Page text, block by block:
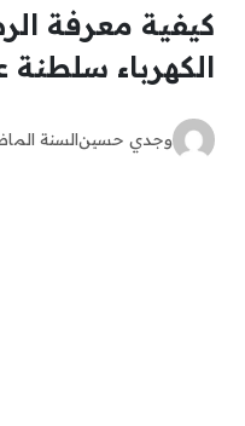
كيفية معرفة
الكهرباء سلطنة
وجدي حسينالسنة